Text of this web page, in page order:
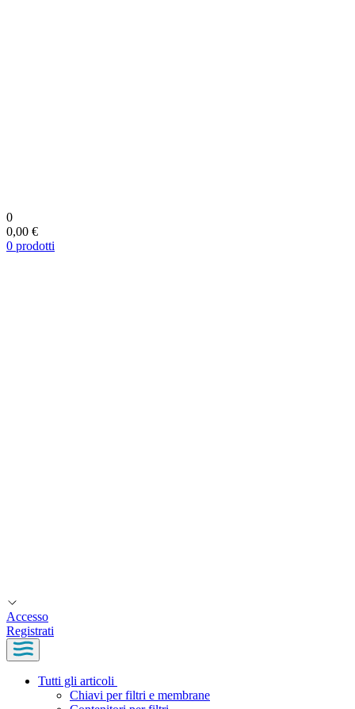
0
0,00 €
0 prodotti
Accesso
Registrati
Tutti gli articoli
Chiavi per filtri e membrane